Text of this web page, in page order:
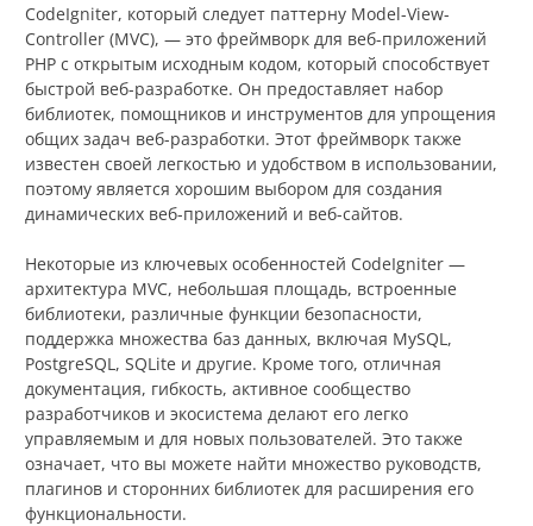
CodeIgniter, который следует паттерну Model-View-
Controller (MVC), — это фреймворк для веб-приложений
PHP с открытым исходным кодом, который способствует
быстрой веб-разработке. Он предоставляет набор
библиотек, помощников и инструментов для упрощения
общих задач веб-разработки. Этот фреймворк также
известен своей легкостью и удобством в использовании,
поэтому является хорошим выбором для создания
динамических веб-приложений и веб-сайтов.
Некоторые из ключевых особенностей CodeIgniter —
архитектура MVC, небольшая площадь, встроенные
библиотеки, различные функции безопасности,
поддержка множества баз данных, включая MySQL,
PostgreSQL, SQLite и другие. Кроме того, отличная
документация, гибкость, активное сообщество
разработчиков и экосистема делают его легко
управляемым и для новых пользователей. Это также
означает, что вы можете найти множество руководств,
плагинов и сторонних библиотек для расширения его
функциональности.